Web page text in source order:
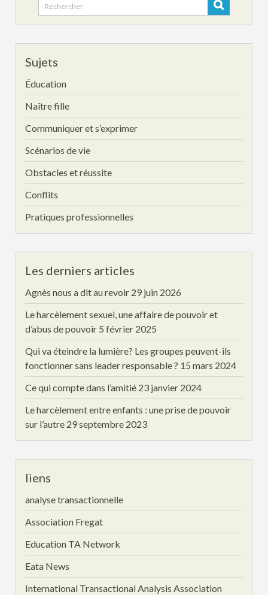
for:
Sujets
Éducation
Naître fille
Communiquer et s’exprimer
Scénarios de vie
Obstacles et réussite
Conflits
Pratiques professionnelles
Les derniers articles
Agnès nous a dit au revoir 29 juin 2026
Le harcèlement sexuel, une affaire de pouvoir et
d’abus de pouvoir 5 février 2025
Qui va éteindre la lumière? Les groupes peuvent-ils
fonctionner sans leader responsable ? 15 mars 2024
Ce qui compte dans l’amitié 23 janvier 2024
Le harcèlement entre enfants : une prise de pouvoir
sur l’autre 29 septembre 2023
liens
analyse transactionnelle
Association Fregat
Education TA Network
Eata News
International Transactional Analysis Association